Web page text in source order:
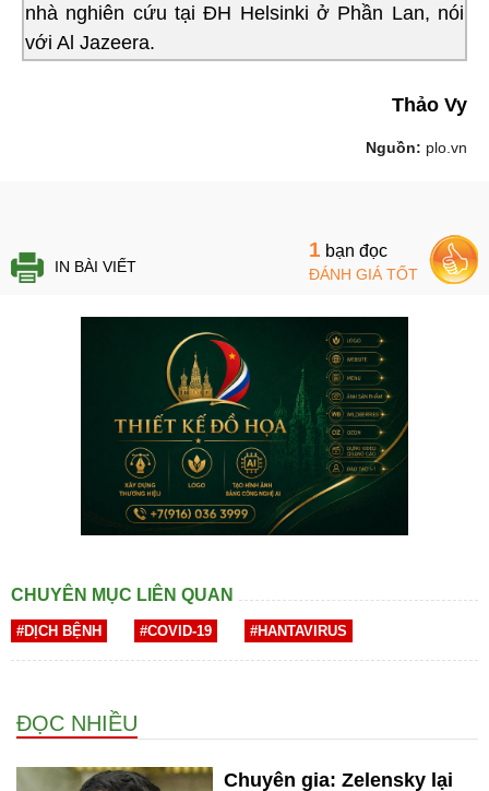
nhà nghiên cứu tại ĐH Helsinki ở Phần Lan, nói
với Al Jazeera.
Thảo Vy
Nguồn: plo.vn
IN BÀI VIẾT
1 bạn đọc
ĐÁNH GIÁ TỐT
CHUYÊN MỤC LIÊN QUAN
#DỊCH BỆNH #COVID-19 #HANTAVIRUS
ĐỌC NHIỀU
Chuyên gia: Zelensky lại